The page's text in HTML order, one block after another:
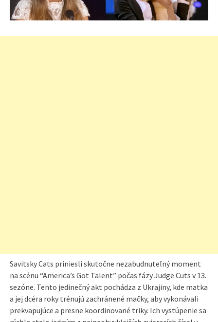
Savitsky Cats priniesli skutočne nezabudnuteľný moment
na scénu “America’s Got Talent” počas fázy Judge Cuts v 13.
sezóne. Tento jedinečný akt pochádza z Ukrajiny, kde matka
a jej dcéra roky trénujú zachránené mačky, aby vykonávali
prekvapujúce a presne koordinované triky. Ich vystúpenie sa